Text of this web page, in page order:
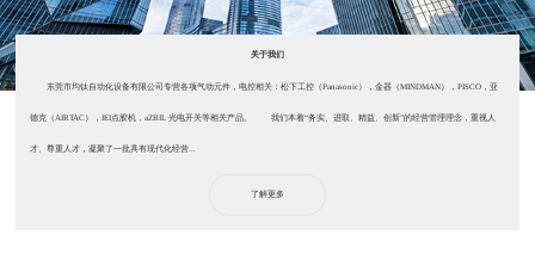
关于我们
东莞市均钛自动化设备有限公司专营各项气动元件，电控相关：松下工控（Panasonic），金器（MINDMAN），PISCO，亚
德克（AIRTAC），IEI点胶机，aZBIL 光电开关等相关产品。 我们本着“务实、进取、精益、创新”的经营管理理念，重视人
才、尊重人才，凝聚了一批具有现代化经营...
了解更多